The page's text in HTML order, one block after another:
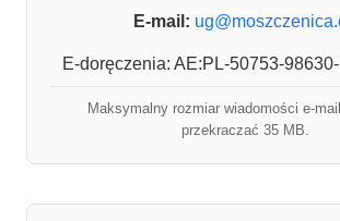
E-mail:
E-doręczenia: AE:PL-50753-
Maksymalny rozmiar wiadomości e-
przekraczać 35 MB.